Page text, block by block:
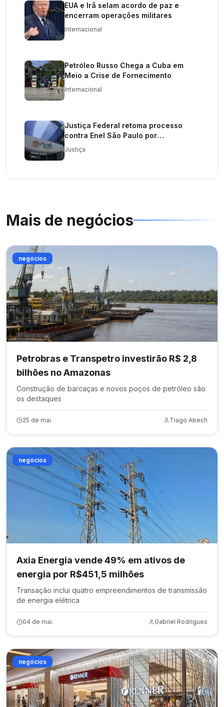
EUA e Irã selam acordo de paz e
encerram operações militares
Internacional
Petróleo Russo Chega a Cuba em
Meio a Crise de Fornecimento
Internacional
Justiça Federal retoma processo
contra Enel São Paulo por
caducidade de contrato
Justiça
Mais de negócios
negócios
Petrobras e Transpetro investirão R$ 2,8
bilhões no Amazonas
Construção de barcaças e novos poços de petróleo são
os destaques
25 de mai. Tiago Abech
negócios
Axia Energia vende 49% em ativos de
energia por R$451,5 milhões
Transação inclui quatro empreendimentos de transmissão
de energia elétrica
04 de mai. Gabriel Rodrigues
negócios